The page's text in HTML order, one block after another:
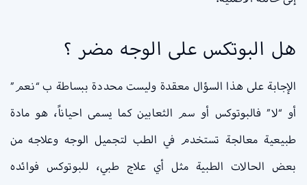
هل البوتكس على الوجه مضر ؟
الإجابة على هذا السؤال معقدة وليست محددة ببساطة ب “نعم”
أو “لا” فالبوتوكس أو سم الثعابين كما يسمى احياناً، هو مادة
طبيعية معالجة تستخدم في الطب لتجميل الوجه وعلاجه من
بعض الحالات الطبية مثل أي علاج طبي، للبوتوكس فوائده